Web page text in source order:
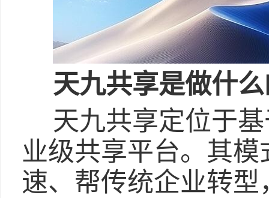
天九共享是做什
天九共享定位于
业级共享平台。其
速、帮传统企业转型